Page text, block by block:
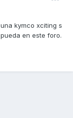
kymco xciting s
en este foro.